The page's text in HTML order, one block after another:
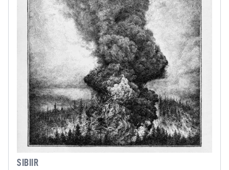
SIBIIR